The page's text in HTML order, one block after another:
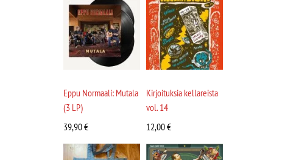
Eppu Normaali: Mutala
(3 LP)
39,90€
Kirjoituksia kellareista
vol. 14
12,00€